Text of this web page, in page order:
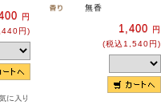
円
440円)
無香
1,400
円
(税込1,540円)